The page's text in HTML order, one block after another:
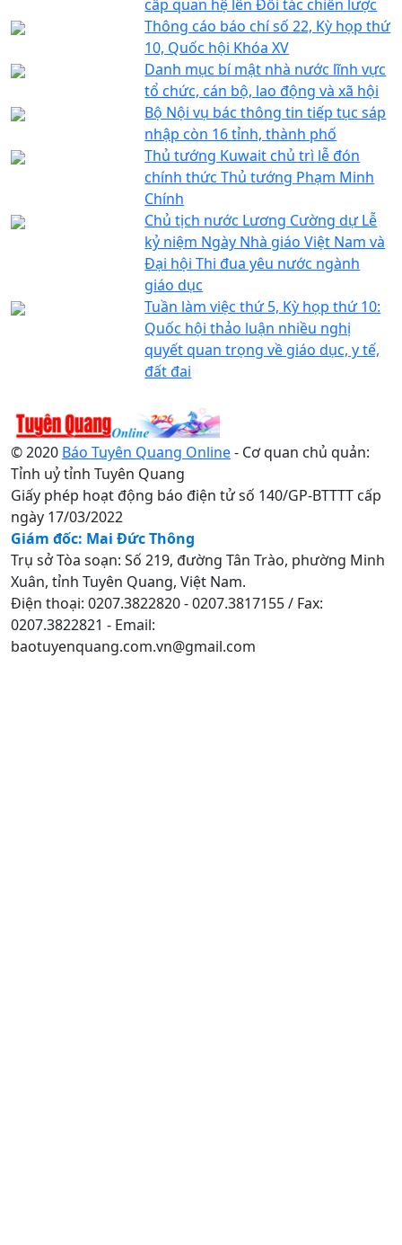
cấp quan hệ lên Đối tác chiến lược
Thông cáo báo chí số 22, Kỳ họp thứ
10, Quốc hội Khóa XV
Danh mục bí mật nhà nước lĩnh vực
tổ chức, cán bộ, lao động và xã hội
Bộ Nội vụ bác thông tin tiếp tục sáp
nhập còn 16 tỉnh, thành phố
Thủ tướng Kuwait chủ trì lễ đón
chính thức Thủ tướng Phạm Minh
Chính
Chủ tịch nước Lương Cường dự Lễ
kỷ niệm Ngày Nhà giáo Việt Nam và
Đại hội Thi đua yêu nước ngành
giáo dục
Tuần làm việc thứ 5, Kỳ họp thứ 10:
Quốc hội thảo luận nhiều nghị
quyết quan trọng về giáo dục, y tế,
đất đai
© 2020 Báo Tuyên Quang Online- Cơ quan chủ quản:
Tỉnh uỷ tỉnh Tuyên Quang
Giấy phép hoạt động báo điện tử số 140/GP-BTTTT cấp
ngày 17/03/2022
Giám đốc: Mai Đức Thông
Trụ sở Tòa soạn: Số 219, đường Tân Trào, phường Minh
Xuân, tỉnh Tuyên Quang, Việt Nam.
Điện thoại: 0207.3822820 - 0207.3817155 / Fax:
0207.3822821 - Email:
baotuyenquang.com.vn@gmail.com